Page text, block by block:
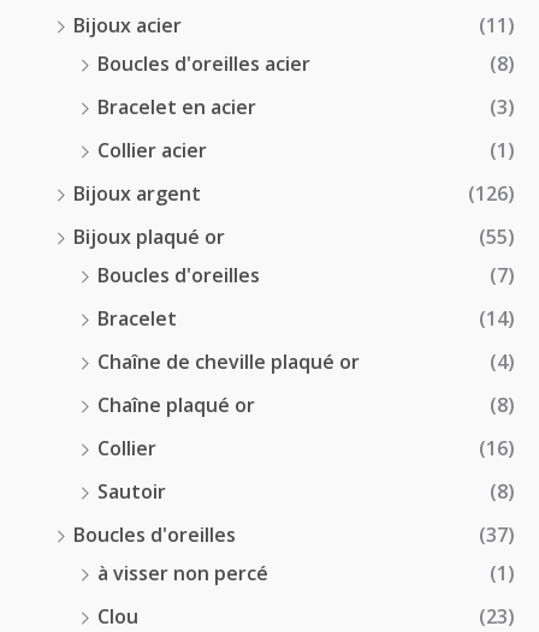
Bijoux acier
(11)
Boucles d'oreilles acier
(8)
Bracelet en acier
(3)
Collier acier
(1)
Bijoux argent
(126)
Bijoux plaqué or
(55)
Boucles d'oreilles
(7)
Bracelet
(14)
Chaîne de cheville plaqué or
(4)
Chaîne plaqué or
(8)
Collier
(16)
Sautoir
(8)
Boucles d'oreilles
(37)
à visser non percé
(1)
Clou
(23)